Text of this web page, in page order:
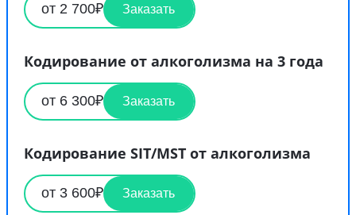
от 2 700₽ Заказать
Кодирование от алкоголизма на 3 года
от 6 300₽ Заказать
Кодирование SIT/MST от алкоголизма
от 3 600₽ Заказать